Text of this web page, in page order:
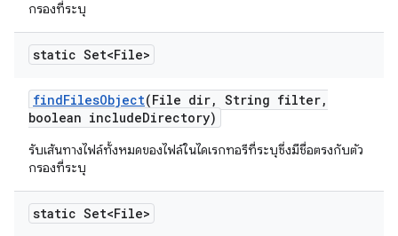
กรองที่ระบุ
static Set<File>
findFilesObject(File dir, String filter,
boolean includeDirectory)
รับเส้นทางไฟล์ทั้งหมดของไฟล์ในไดเรกทอรีที่ระบุซึ่งมีชื่อตรงกับตัว
กรองที่ระบุ
static Set<File>